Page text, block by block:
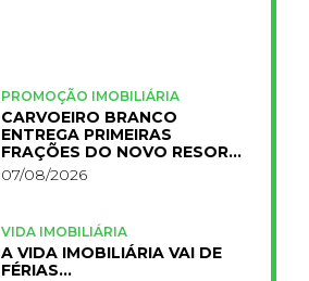
PROMOÇÃO IMOBILIÁRIA
CARVOEIRO BRANCO
ENTREGA PRIMEIRAS
FRAÇÕES DO NOVO RESORT
PRIMELIFE
07/08/2026
VIDA IMOBILIÁRIA
A VIDA IMOBILIÁRIA VAI DE
FÉRIAS…